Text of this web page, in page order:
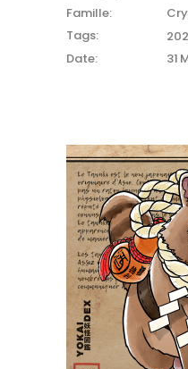
Famille:
Tags:
Date:
31